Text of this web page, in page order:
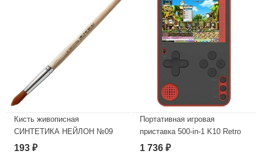
Кисть живописная
СИНТЕТИКА НЕЙЛОН №09
круглая
193 ₽
Портативная игровая
приставка 500-in-1 K10 Retro
цв.красный
1 736 ₽